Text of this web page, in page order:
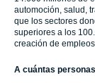
automoción, salud,
que los sectores
superiores a los
creación de
A cuántas